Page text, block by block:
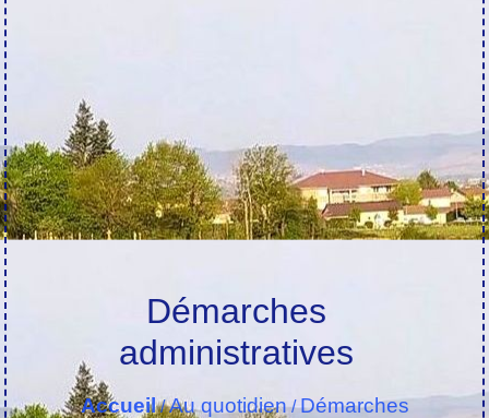
Démarches
administratives
Accueil/Au quotidien/Démarches